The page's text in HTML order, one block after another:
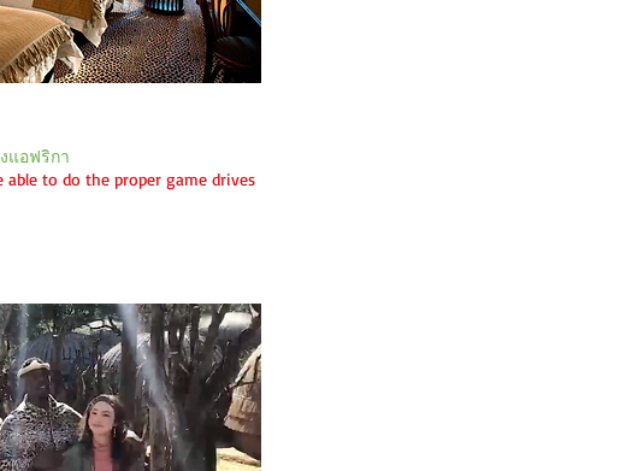
แอฟริกา
to do the proper game drives